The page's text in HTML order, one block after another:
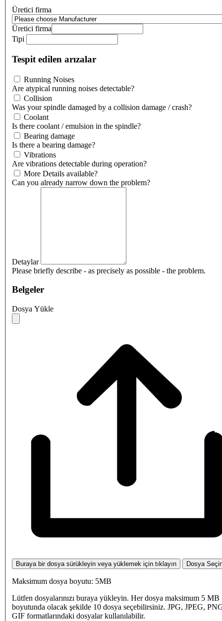
Üretici firma
Üretici firma
Tipi
Tespit edilen arızalar
Running Noises
Are atypical running noises detectable?
Collision
Was your spindle damaged by a collision damage / crash?
Coolant
Is there coolant / emulsion in the spindle?
Bearing damage
Is there a bearing damage?
Vibrations
Are vibrations detectable during operation?
More Details available?
Can you already narrow down the problem?
Detaylar
Please briefly describe - as precisely as possible - the problem.
Belgeler
Dosya Yükle
Buraya bir dosya sürükleyin veya yüklemek için tıklayın Dosya
Maksimum dosya boyutu: 5MB
Lütfen dosyalarınızı buraya yükleyin. Her dosya maksimum 5 MB
boyutunda olacak şekilde 10 dosya seçebilirsiniz. JPG, JPEG,
GIF formatlarındaki dosyalar kullanılabilir.